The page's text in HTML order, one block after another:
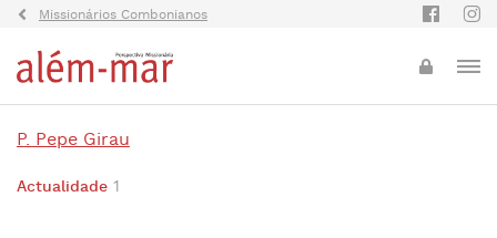
Missionários Combonianos
P. Pepe Girau
Actualidade 1